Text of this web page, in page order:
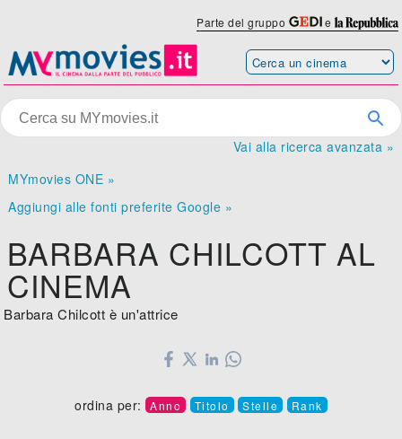
Parte del gruppo e
Vai alla ricerca avanzata »
MYmovies ONE »
Aggiungi alle fonti preferite Google »
BARBARA CHILCOTT AL
CINEMA
Barbara Chilcott è un'attrice
ordina per: Anno Titolo Stelle Rank